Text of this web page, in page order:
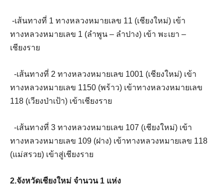
-เส้นทางที่ 1 ทางหลวงหมายเลข 11 (เชียงใหม่) เข้า
ทางหลวงหมายเลข 1 (ลำพูน – ลำปาง) เข้า พะเยา –
เชียงราย
-เส้นทางที่ 2 ทางหลวงหมายเลข 1001 (เชียงใหม่) เข้า
ทางหลวงหมายเลข 1150 (พร้าว) เข้าทางหลวงหมายเลข
118 (เวียงป่าเป้า) เข้าเชียงราย
-เส้นทางที่ 3 ทางหลวงหมายเลข 107 (เชียงใหม่) เข้า
ทางหลวงหมายเลข 109 (ฝาง) เข้าทางหลวงหมายเลข 118
(แม่สรวย) เข้าสู่เชียงราย
2.จังหวัดเชียงใหม่ จำนวน 1 แห่ง